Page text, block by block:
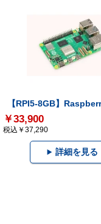
【RPI5-8GB】
￥33,900
税込￥37,290
詳細を見る